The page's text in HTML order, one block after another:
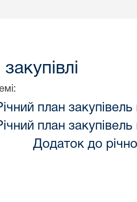
план закупівель
план закупівель
Додаток до